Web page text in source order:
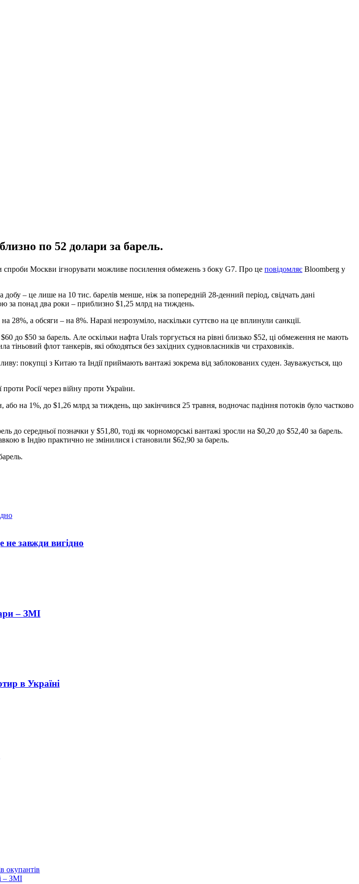
по 52 долари за барель.
спроби Москви ігнорувати можливе посилення обмежень з боку G7. Про це повідомляє Bloomberg у
– це лише на 10 тис. барелів менше, ніж за попередній 28-денний період, свідчать дані
за понад два роки – приблизно $1,25 млрд на тиждень.
28%, а обсяги – на 8%. Наразі незрозуміло, наскільки суттєво на це вплинули санкції.
до $50 за барель. Але оскільки нафта Urals торгується на рівні близько $52, ці обмеження не мають
флот танкерів, які обходяться без західних судновласників чи страховиків.
покупці з Китаю та Індії приймають вантажі зокрема від заблокованих суден. Зауважується, що
Росії через війну проти України.
на 1%, до $1,26 млрд за тиждень, що закінчився 25 травня, водночас падіння потоків було частково
до середньої позначки у $51,80, тоді як чорноморські вантажі зросли на $0,20 до $52,40 за барель.
в Індію практично не змінилися і становили $62,90 за барель.
не завжди вигідно
– ЗМІ
в Україні
окупантів
– ЗМІ